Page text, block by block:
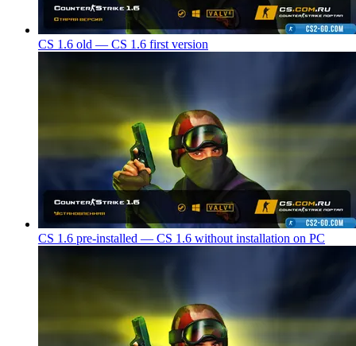
CS 1.6 old — CS 1.6 first version
CS 1.6 pre-installed — CS 1.6 without installation on PC